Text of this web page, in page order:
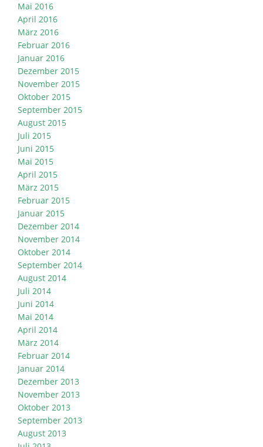
Mai 2016
April 2016
März 2016
Februar 2016
Januar 2016
Dezember 2015
November 2015
Oktober 2015
September 2015
August 2015
Juli 2015
Juni 2015
Mai 2015
April 2015
März 2015
Februar 2015
Januar 2015
Dezember 2014
November 2014
Oktober 2014
September 2014
August 2014
Juli 2014
Juni 2014
Mai 2014
April 2014
März 2014
Februar 2014
Januar 2014
Dezember 2013
November 2013
Oktober 2013
September 2013
August 2013